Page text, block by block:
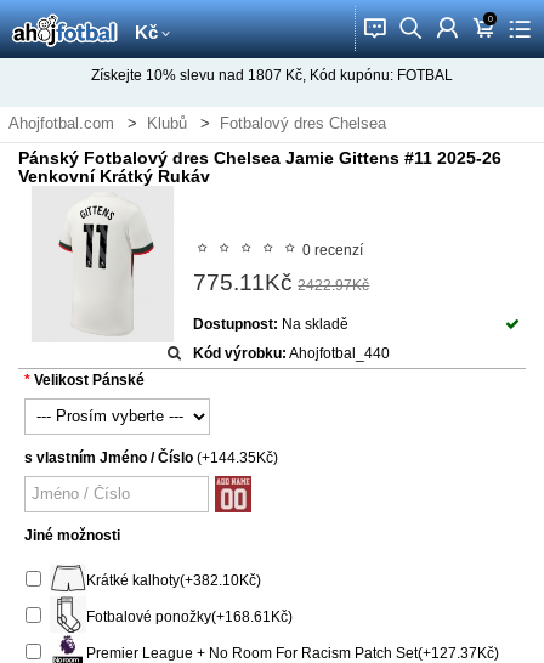
Kč 󰂱 󰂨 󰃳 0
󰃦 󰃖
Získejte 10% slevu nad 1807 Kč, Kód kupónu: FOTBAL
Ahojfotbal.com Klubů Fotbalový dres Chelsea
Pánský Fotbalový dres Chelsea Jamie Gittens #11 2025-26
Venkovní Krátký Rukáv
0 recenzí
775.11Kč 2422.97Kč
Dostupnost: Na skladě
Kód výrobku: Ahojfotbal_440
Velikost Pánské
s vlastním Jméno / Číslo (+144.35Kč)
Jiné možnosti
Krátké kalhoty(+382.10Kč)
Fotbalové ponožky(+168.61Kč)
Premier League + No Room For Racism Patch Set(+127.37Kč)